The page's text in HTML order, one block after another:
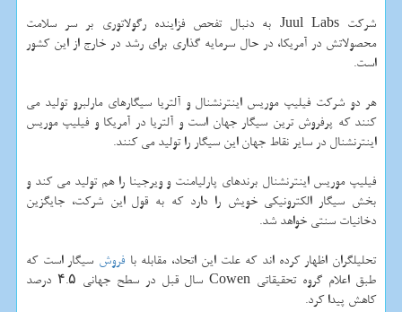
شركت Juul Labs به دنبال تفحص فزاینده رگولاتوری بر سر سلامت
محصولاتش در آمریكا، در حال سرمایه گذاری برای رشد در خارج از این كشور
است.
هر دو شركت فیلیپ موریس اینترنشنال و آلتریا سیگارهای مارلبرو تولید می
كنند كه پرفروش ترین سیگار جهان است و آلتریا در آمریكا و فیلیپ موریس
اینترنشنال در سایر نقاط جهان این سیگار را تولید می كنند.
فیلیپ موریس اینترنشنال برندهای پارلیامنت و ویرجینا را هم تولید می كند و
بخش سیگار الكترونیكی خویش را دارد كه به قول این شركت، جایگزین
دخانیات سنتی خواهد شد.
تحلیلگران اظهار كرده اند كه علت این اتحاد، مقابله با فروش سیگار است كه
طبق اعلام گروه تحقیقاتی Cowen سال قبل در سطح جهانی ۴.۵ درصد
كاهش پیدا كرد.